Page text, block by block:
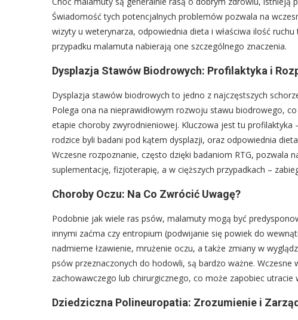
Świadomość tych potencjalnych problemów pozwala na
wizyty u weterynarza, odpowiednia dieta i właściwa ilość
przypadku malamuta nabierają one szczególnego znaczenia.
Dysplazja Stawów Biodrowych: Profilaktyka i
Dysplazja stawów biodrowych to jedno z najczęstszych
Polega ona na nieprawidłowym rozwoju stawu biodrowego,
etapie choroby zwyrodnieniowej. Kluczowa jest tu
rodzice byli badani pod kątem dysplazji, oraz odpowiednia
Wczesne rozpoznanie, często dzięki badaniom RTG, pozwala
suplementację, fizjoterapię, a w cięższych przypadkach –
Choroby Oczu: Na Co Zwrócić Uwagę?
Podobnie jak wiele ras psów, malamuty mogą być
innymi zaćma czy entropium (podwijanie się powiek do
nadmierne łzawienie, mrużenie oczu, a także zmiany w
psów przeznaczonych do hodowli, są bardzo ważne.
zachowawczego lub chirurgicznego, co może zapobiec utracie
Dziedziczna Polineuropatia: Zrozumienie i